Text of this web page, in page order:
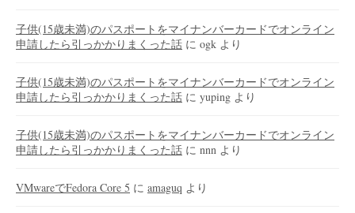
子供(15歳未満)のパスポートをマイナンバーカードでオンライン
申請したら引っかかりまくった話 に ogk より
子供(15歳未満)のパスポートをマイナンバーカードでオンライン
申請したら引っかかりまくった話 に yuping より
子供(15歳未満)のパスポートをマイナンバーカードでオンライン
申請したら引っかかりまくった話 に nnn より
VMwareでFedora Core 5 に amaguq より